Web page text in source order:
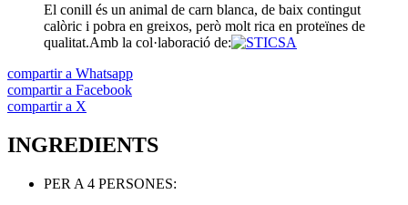
El conill és un animal de carn blanca, de baix contingut
calòric i pobra en greixos, però molt rica en proteïnes de
qualitat.Amb la col·laboració de:
compartir a Whatsapp
compartir a Facebook
compartir a X
INGREDIENTS
PER A 4 PERSONES: